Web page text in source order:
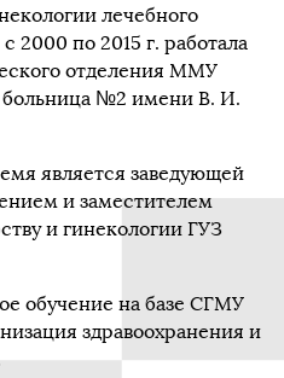
лечебного
с 2000 по 2015 г. работала
отделения ММУ
больница №2 имени В. И.
является заведующей
и заместителем
и гинекологии ГУЗ
обучение на базе СГМУ
здравоохранения и